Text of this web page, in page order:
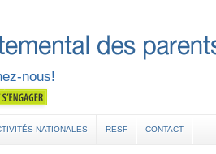
nous!
NATIONALES RESF CONTACT